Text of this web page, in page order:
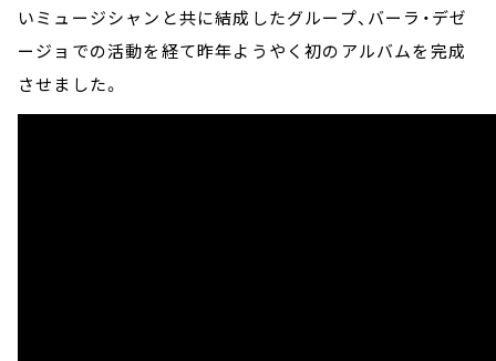
いミュージシャンと共に結成したグループ、バーラ・デゼ
ージョでの活動を経て昨年ようやく初のアルバムを完成
させました。